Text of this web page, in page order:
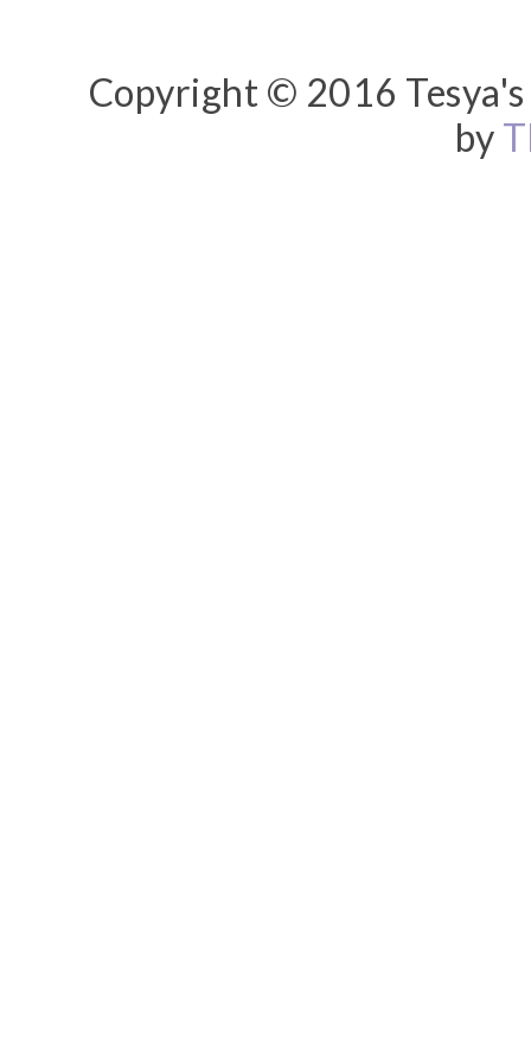
Copyright © 2016
by